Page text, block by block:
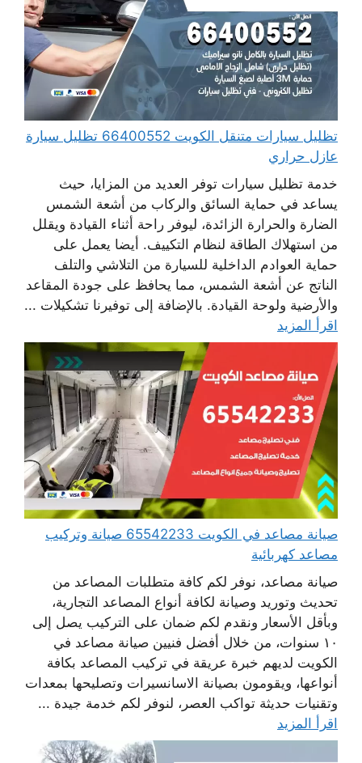
تظليل سيارات متنقل الكويت 66400552 تظليل سيارة
عازل حراري
خدمة تظليل سيارات توفر العديد من المزايا، حيث
يساعد في حماية السائق والركاب من أشعة الشمس
الضارة والحرارة الزائدة، ليوفر راحة أثناء القيادة ويقلل
من استهلاك الطاقة لنظام التكييف. أيضا يعمل على
حماية العوادم الداخلية للسيارة من التلاشي والتلف
الناتج عن أشعة الشمس، مما يحافظ على جودة المقاعد
والأرضية ولوحة القيادة. بالإضافة إلى توفيرنا تشكيلات ...
اقرأ المزيد
صيانة مصاعد في الكويت 65542233 صيانة وتركيب
مصاعد كهربائية
صيانة مصاعد، نوفر لكم كافة متطلبات المصاعد من
تحديث وتوريد وصيانة لكافة أنواع المصاعد التجارية،
وبأقل الأسعار ونقدم لكم ضمان على التركيب يصل إلى
١٠ سنوات، من خلال أفضل فنيين صيانة مصاعد في
الكويت لديهم خبرة عريقة في تركيب المصاعد بكافة
أنواعها، ويقومون بصيانة الاسانسيرات وتصليحها بمعدات
وتقنيات حديثة تواكب العصر، لنوفر لكم خدمة جيدة ...
اقرأ المزيد